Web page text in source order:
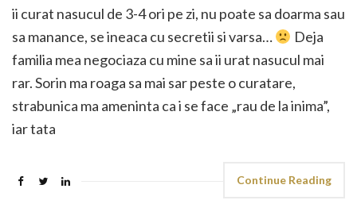
ii curat nasucul de 3-4 ori pe zi, nu poate sa doarma sau
sa manance, se ineaca cu secretii si varsa…
Deja
familia mea negociaza cu mine sa ii urat nasucul mai
rar. Sorin ma roaga sa mai sar peste o curatare,
strabunica ma ameninta ca i se face „rau de la inima”,
iar tata
Continue Reading